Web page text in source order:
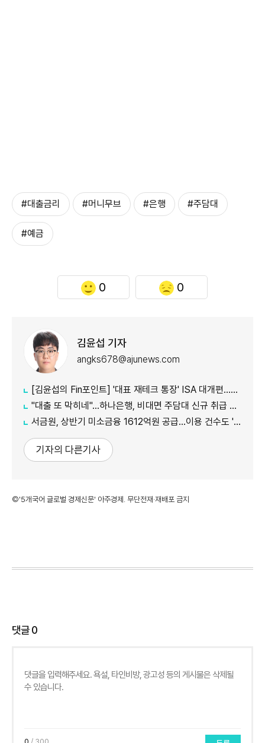
#대출금리 #머니무브 #은행 #주담대
#예금
0 0
김윤섭 기자
angks678@ajunews.com
[김윤섭의 Fin포인트] '대표 재테크 통장' ISA 대개편…나에게 맞는 전략은?
"대출 또 막히네"…하나은행, 비대면 주담대 신규 취급 중단
서금원, 상반기 미소금융 1612억원 공급…이용 건수도 '역대 최대'
기자의 다른기사
©'5개국어 글로벌 경제신문' 아주경제. 무단전재·재배포 금지
댓글0